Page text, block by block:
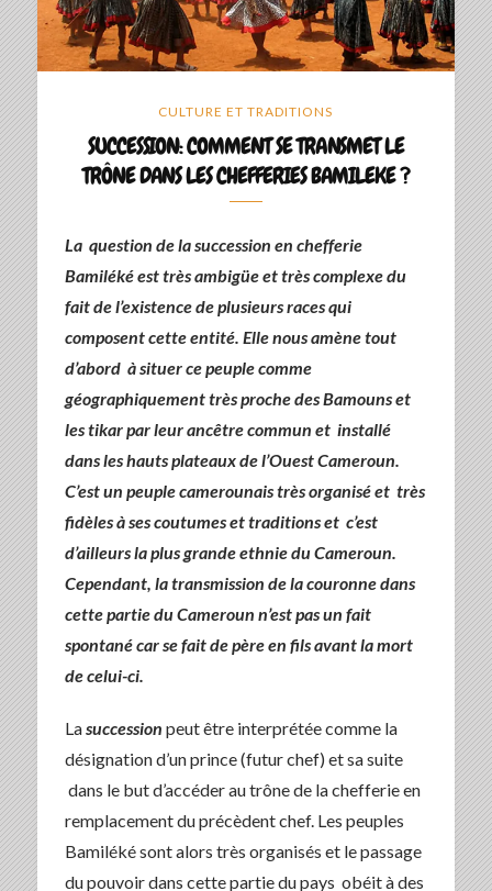
CULTURE ET TRADITIONS
SUCCESSION: COMMENT SE TRANSMET LE
TRÔNE DANS LES CHEFFERIES BAMILEKE ?
La question de la succession en chefferie
Bamiléké est très ambigüe et très complexe du
fait de l’existence de plusieurs races qui
composent cette entité. Elle nous amène tout
d’abord à situer ce peuple comme
géographiquement très proche des Bamouns et
les tikar par leur ancêtre commun et installé
dans les hauts plateaux de l’Ouest Cameroun.
C’est un peuple camerounais très organisé et très
fidèles à ses coutumes et traditions et c’est
d’ailleurs la plus grande ethnie du Cameroun.
Cependant, la transmission de la couronne dans
cette partie du Cameroun n’est pas un fait
spontané car se fait de père en fils avant la mort
de celui-ci.
Lasuccession peut être interprétée comme la
désignation d’un prince (futur chef) et sa suite
dans le but d’accéder au trône de la chefferie en
remplacement du précèdent chef. Les peuples
Bamiléké sont alors très organisés et le passage
du pouvoir dans cette partie du pays obéit à des